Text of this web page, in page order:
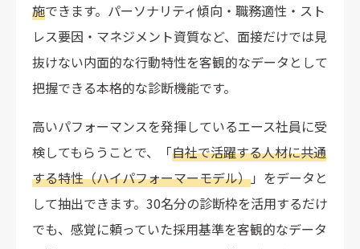
施できます。パーソナリティ傾向・職務適性・スト
レス要因・マネジメント資質など、面接だけでは見
抜けない内面的な行動特性を客観的なデータとして
把握できる本格的な診断機能です。
高いパフォーマンスを発揮しているエース社員に受
検してもらうことで、「自社で活躍する人材に共通
する特性（ハイパフォーマーモデル）」をデータと
して抽出できます。30名分の診断枠を活用するだけ
でも、感覚に頼っていた採用基準を客観的なデータ